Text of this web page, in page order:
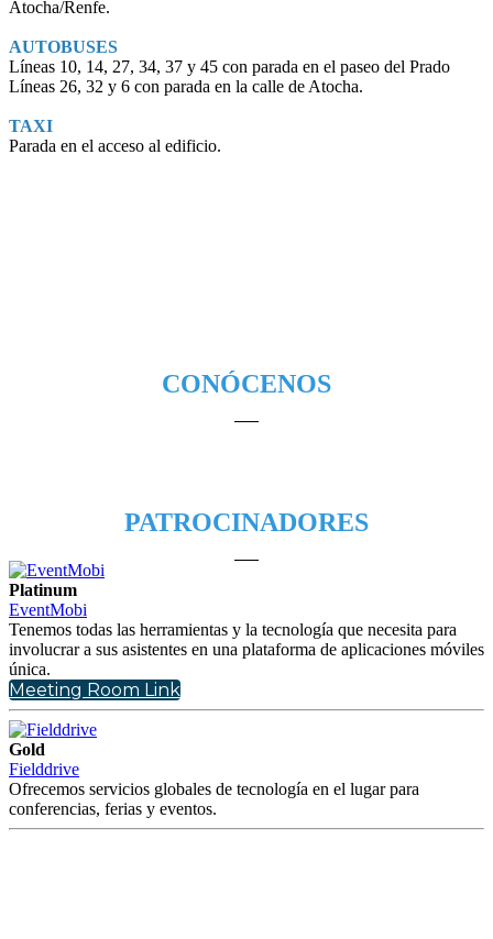
Atocha/Renfe.
AUTOBUSES
Líneas 10, 14, 27, 34, 37 y 45 con parada en el paseo del Prado
Líneas 26, 32 y 6 con parada en la calle de Atocha.
TAXI
Parada en el acceso al edificio.
CONÓCENOS
PATROCINADORES
Platinum
EventMobi
Tenemos todas las herramientas y la tecnología que necesita para
involucrar a sus asistentes en una plataforma de aplicaciones móviles
única.
Meeting Room Link
Gold
Fielddrive
Ofrecemos servicios globales de tecnología en el lugar para
conferencias, ferias y eventos.